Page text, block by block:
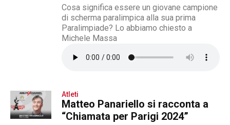
Cosa significa essere un giovane campione
di scherma paralimpica alla sua prima
Paralimpiade? Lo abbiamo chiesto a
Michele Massa
Atleti
Matteo Panariello si racconta a
“Chiamata per Parigi 2024”